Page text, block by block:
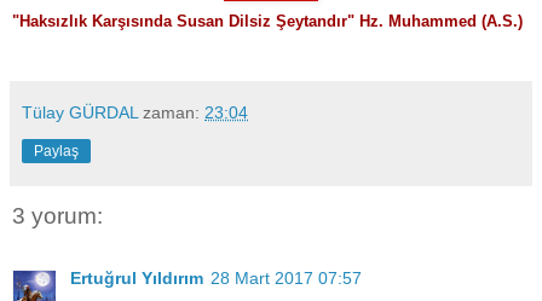
"Haksızlık Karşısında Susan Dilsiz Şeytandır" Hz. Muhammed (A.S.)
Tülay GÜRDAL zaman: 23:04
Paylaş
3 yorum:
Ertuğrul Yıldırım 28 Mart 2017 07:57